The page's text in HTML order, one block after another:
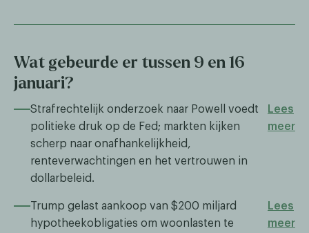
Wat gebeurde er tussen 9 en 16
januari?
Strafrechtelijk onderzoek naar Powell voedt
politieke druk op de Fed; markten kijken
scherp naar onafhankelijkheid,
renteverwachtingen en het vertrouwen in
dollarbeleid.
Lees
meer
Trump gelast aankoop van $200 miljard
hypotheekobligaties om woonlasten te
Lees
meer